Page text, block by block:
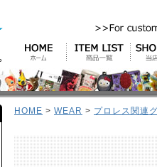
HOME > WEAR > プロレス関連